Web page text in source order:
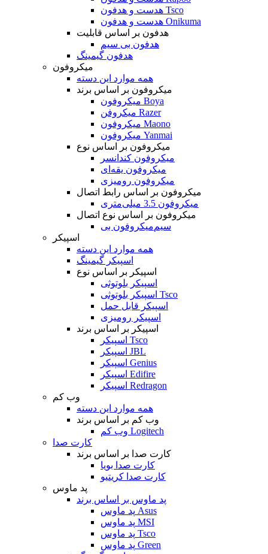
هدست و هدفون Tsco
هدست و هدفون Onikuma
هدفون بر اساس قابلیت
هدفون بی سیم
هدفون گیمینگ
میکروفون
همه موارد این دسته
میکروفون بر اساس برند
میکروفون Boya
میکروفن Razer
میکروفون Maono
میکروفون Yanmai
میکروفون بر اساس نوع
میکروفون کندانسر
میکروفون یقه‌ای
میکروفون رومیزی
میکروفون بر اساس رابط اتصال
میکروفون 3.5 میلی‌متری
میکروفون بر اساس نوع اتصال
میکروفون بی‌‎سیم
اسپیکر
همه موارد این دسته
اسپیکر گیمینگ
اسپیکر بر اساس نوع
اسپیکر بلوتوثی
اسپیکر بلوتوثی Tsco
اسپیکر قابل حمل
اسپیکر رومیزی
اسپیکر بر اساس برند
اسپیکر Tsco
اسپیکر JBL
اسپیکر Genius
اسپیکر Edifire
اسپیکر Redragon
وب کم
همه موارد این دسته
وب کم بر اساس برند
وب کم Logitech
کارت صدا
کارت صدا بر اساس برند
کارت صدا بویا
کارت صدا کریتیو
پد ماوس
پد ماوس بر اساس برند
پد ماوس Asus
پد ماوس MSI
پد ماوس Tsco
پد ماوس Green